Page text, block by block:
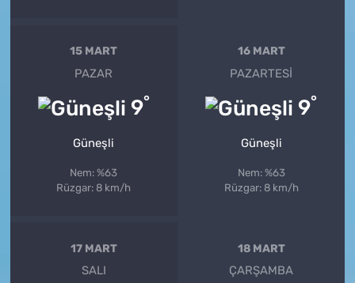
15 MART
PAZAR
9°
Güneşli
Nem: %63
Rüzgar: 8 km/h
16 MART
PAZARTESI
9°
Güneşli
Nem: %63
Rüzgar: 8 km/h
17 MART
SALI
18 MART
ÇARŞAMBA